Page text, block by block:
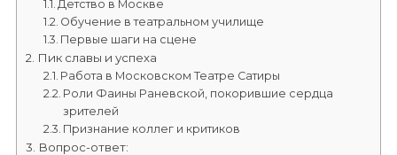
Детство в Москве
Обучение в театральном училище
Первые шаги на сцене
Пик славы и успеха
Работа в Московском Театре Сатиры
Роли Фаины Раневской, покорившие сердца
зрителей
Признание коллег и критиков
Вопрос-ответ: